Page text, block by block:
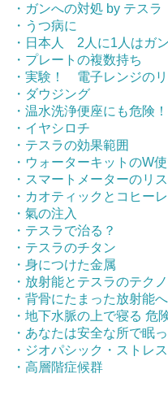
・ガンへの対処 by テスラ
・うつ病に
・日本人 2人に1人はガン
・プレートの複数持ち
・実験！ 電子レンジのリ
・ダウジング
・温水洗浄便座にも危険！
・イヤシロチ
・テスラの効果範囲
・ウォーターキットのW
・スマートメーターのリ
・カオティックとコヒー
・氣の注入
・テスラで治る？
・テスラのチタン
・身につけた金属
・放射能とテスラのテク
・背骨にたまった放射能
・地下水脈の上で寝る 危
・あなたは安全な所で眠
・ジオパシック・ストレ
・高層階症候群